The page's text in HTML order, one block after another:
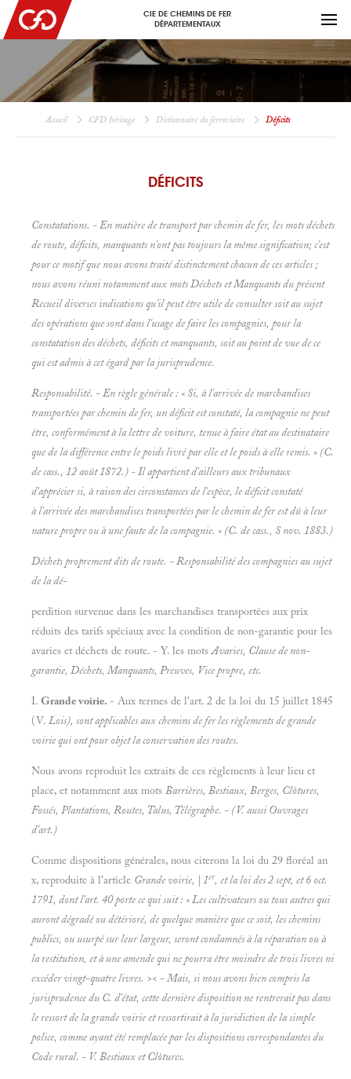
CIE DE CHEMINS DE FER
DÉPARTEMENTAUX
Accueil CFD héritage Dictionnaire du ferroviaire Déficits
DÉFICITS
Constatations. - En matière de transport par chemin de fer, les motsdéchets
de route, déficits, manquants n'ont pas toujours la même signification; c'est
pour ce motif que nous avons traité distinctement chacun de ces articles ;
nous avons réuni notamment aux motsDéchets etManquants du présent
Recueil diverses indications qu'il peut être utile de consulter soit au sujet
des opérations que sont dans l'usage de faire les compagnies, pour la
constatation des déchets, déficits et manquants, soit au point de vue de ce
qui est admis à cet égard par la jurisprudence.
Responsabilité. - En règle générale : « Si, à l'arrivée de marchandises
transportées par chemin de fer, un déficit est constaté, la compagnie ne peut
être, conformément à la lettre de voiture, tenue à faire état au destinataire
que de la différence entre le poids livré par elle et le poids à elle remis. » (C.
de cass., 12 août 1872.) - Il appartient d'ailleurs aux tribunaux
d'apprécier si, à raison des circonstances de l'espèce, le déficit constaté
à l'arrivée des marchandises transportées par le chemin de fer est dû à leur
nature propre ou à une faute de la compagnie. » (C. de cass., S nov. 1883.)
Déchets proprement dits de route. - Responsabilité des compagnies au sujet
de la dé-
perdition survenue dans les marchandises transportées aux prix
réduits des tarifs spéciaux avec la condition de non-garantie pour les
avaries et déchets de route. - Y. les motsAvaries, Clause de non-
garantie, Déchets, Manquants, Preuves, Vice propre, etc.
I. Grande voirie. - Aux termes de l'art. 2 de la loi du 15 juillet 1845
(V. Lois), sont applicables aux chemins de fer les règlements de grande
voirie qui ont pour objet la conservation des routes.
Nous avons reproduit les extraits de ces règlements à leur lieu et
place, et notamment aux mots Barrières, Bestiaux, Berges, Clôtures,
Fossés, Plantations, Routes, Talus, Télégraphe. - (V. aussi Ouvrages
d'art.)
Comme dispositions générales, nous citerons la loi du 29 floréal an
x, reproduite à l'article Grande voirie, | 1er, et la loi des 2 sept, et 6 oct.
1791, dont l'art. 40 porte ce qui suit : « Les cultivateurs ou tous autres qui
auront dégradé ou détérioré, de quelque manière que ce soit, les chemins
publics, ou usurpé sur leur largeur, seront condamnés à la réparation ou à
la restitution, et à une amende qui ne pourra être moindre de trois livres ni
excéder vingt-quatre livres. >< - Mais, si nous avons bien compris la
jurisprudence du C. d'état, cette dernière disposition ne rentrerait pas dans
le ressort de la grande voirie et ressortirait à la juridiction de la simple
police, comme ayant été remplacée par les dispositions correspondantes du
Code rural. - V.Bestiaux etClôtures.